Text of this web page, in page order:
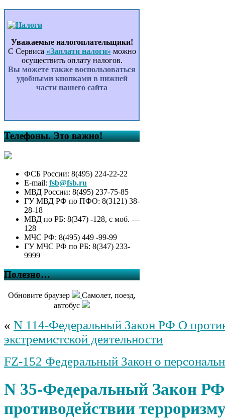
Уважаемые налогоплательщики!
С Сервиса «Заплати налоги» можно
осуществить оплату налогов.
Вы можете также воспользоваться
удобными кнопками в нижней
части нашего сайта
Телефоны. Это важно!
ФСБ России: 8(495) 224-22-22
E-mail: fsb@fsb.ru
МВД России: 8(495) 237-75-85
ГУ МВД РФ по ПФО: 8(3121) 38-
28-18
МВД по РБ: 8(347) -128, с моб. —
128
МЧС РФ: 8(495) 449 -99-99
ГУ МЧС РФ по РБ: 8(347) 233-
9999
Полезно…
Обновите браузер
Самолет, поезд,
автобус
« N 114-Федеральный Закон РФ О
экстремистской деятельности
FZ-152 Федеральный Закон о
N 35-Федеральный Закон
противодействии